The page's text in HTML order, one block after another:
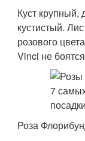
Куст крупный,
кустистый.
розового
Vinci не
Роза